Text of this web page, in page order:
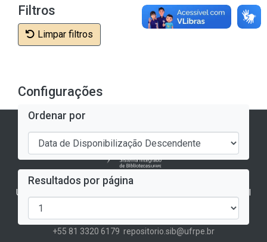
Filtros
Limpar filtros
Configurações
Ordenar por
Resultados por página
Arandu - Repositório Institucional da UFRPE
Universidade Federal Rural de Pernambuco - Biblioteca Central
CEP: 52171-900 - Recife/PE
+55 81 3320 6179 repositorio.sib@ufrpe.br